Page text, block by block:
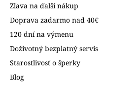
Zľava na ďalší nákup
Doprava zadarmo nad 40€
120 dní na výmenu
Doživotný bezplatný servis
Starostlivosť o šperky
Blog